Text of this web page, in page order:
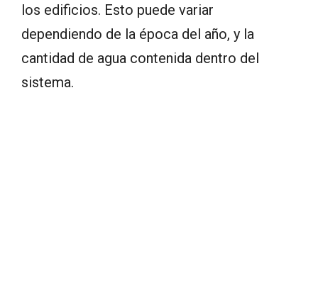
los edificios. Esto puede variar
dependiendo de la época del año, y la
cantidad de agua contenida dentro del
sistema.